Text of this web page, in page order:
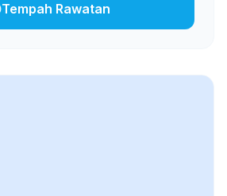
Tempah Rawatan